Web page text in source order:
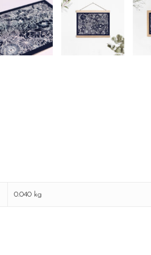
0.040 kg